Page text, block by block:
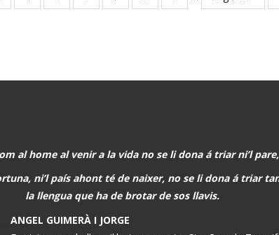
page
al home al venir a la vida no se li dona á triar ni’l
ni’l país ahont té de naixer, no se li dona á triar
la llengua que ha de brotar de sos llavis.
ANGEL GUIMERÀ I JORGE